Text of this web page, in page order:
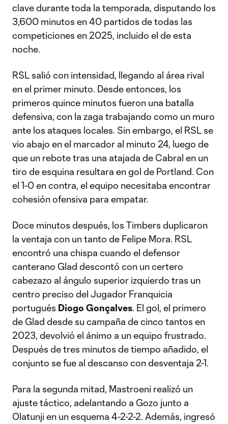
clave durante toda la temporada, disputando los
3,600 minutos en 40 partidos de todas las
competiciones en 2025, incluido el de esta
noche.
RSL salió con intensidad, llegando al área rival
en el primer minuto. Desde entonces, los
primeros quince minutos fueron una batalla
defensiva, con la zaga trabajando como un muro
ante los ataques locales. Sin embargo, el RSL se
vio abajo en el marcador al minuto 24, luego de
que un rebote tras una atajada de Cabral en un
tiro de esquina resultara en gol de Portland. Con
el 1-0 en contra, el equipo necesitaba encontrar
cohesión ofensiva para empatar.
Doce minutos después, los Timbers duplicaron
la ventaja con un tanto de Felipe Mora. RSL
encontró una chispa cuando el defensor
canterano Glad descontó con un certero
cabezazo al ángulo superior izquierdo tras un
centro preciso del Jugador Franquicia
portugués Diogo Gonçalves. El gol, el primero
de Glad desde su campaña de cinco tantos en
2023, devolvió el ánimo a un equipo frustrado.
Después de tres minutos de tiempo añadido, el
conjunto se fue al descanso con desventaja 2-1.
Para la segunda mitad, Mastroeni realizó un
ajuste táctico, adelantando a Gozo junto a
Olatunji en un esquema 4-2-2-2. Además, ingresó